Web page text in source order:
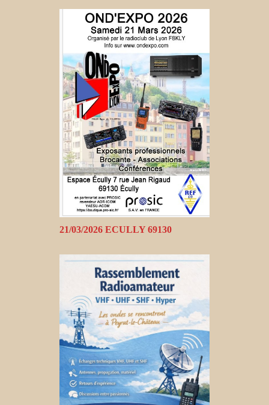
21/03/2026 ECULLY 69130